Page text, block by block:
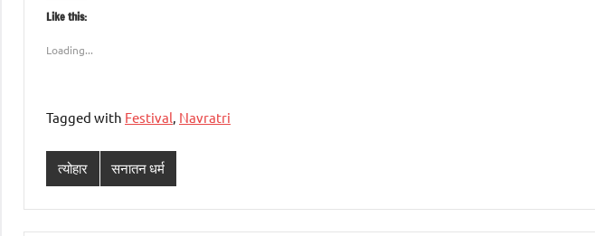
Like this:
Loading...
Tagged with Festival, Navratri
त्योहार सनातन धर्म